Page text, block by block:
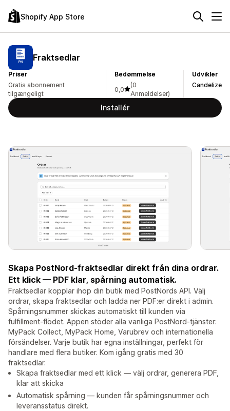
Shopify App Store
Fraktsedlar
Priser
Gratis abonnement
tilgængeligt
Bedømmelse
0,0
(0
Anmeldelser)
Udvikler
Candelize
Installér
Skapa PostNord-fraktsedlar direkt från dina ordrar.
Ett klick — PDF klar, spårning automatisk.
Fraktsedlar kopplar ihop din butik med PostNords API. Välj
ordrar, skapa fraktsedlar och ladda ner PDF:er direkt i admin.
Spårningsnummer skickas automatiskt till kunden via
fulfillment-flödet. Appen stöder alla vanliga PostNord-tjänster:
MyPack Collect, MyPack Home, Varubrev och internationella
försändelser. Varje butik har egna inställningar, perfekt för
handlare med flera butiker. Kom igång gratis med 30
fraktsedlar.
Skapa fraktsedlar med ett klick — välj ordrar, generera PDF,
klar att skicka
Automatisk spårning — kunden får spårningsnummer och
leveransstatus direkt.